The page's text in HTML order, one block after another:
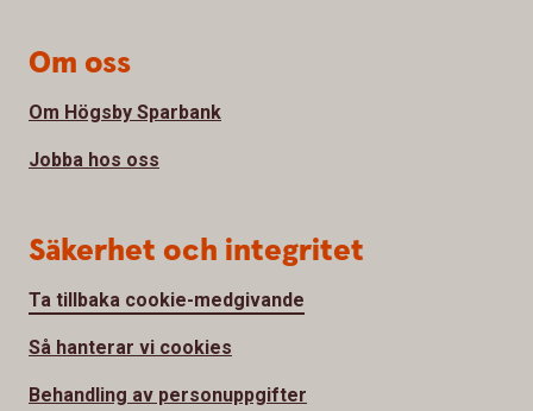
Om oss
Om Högsby Sparbank
Jobba hos oss
Säkerhet och integritet
Ta tillbaka cookie-medgivande
Så hanterar vi cookies
Behandling av personuppgifter